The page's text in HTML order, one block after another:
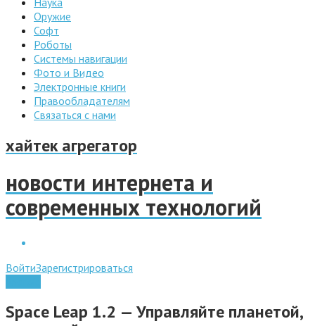
Оружие
Софт
Роботы
Системы навигации
Фото и Видео
Электронные книги
Правообладателям
Связаться с нами
хайтек агрегатор
новости интернета и
современных технологий
ВойтиЗарегистрироваться
Space Leap 1.2 — Управляйте планетой,